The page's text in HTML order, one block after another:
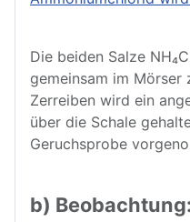
Die beiden Salze
gemeinsam im Mörser
Zerreiben wird ein
über die Schale
Geruchsprobe
b) Beobachtung: